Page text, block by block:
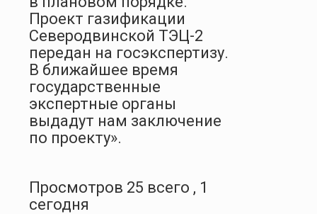
Проект газификации
Северодвинской ТЭЦ-2
передан на госэкспертизу.
В ближайшее время
государственные
экспертные органы
выдадут нам заключение
по проекту».
Просмотров 25 всего , 1
сегодня